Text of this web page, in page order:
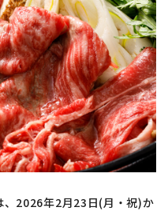
、2026年2月23日(月・祝)か